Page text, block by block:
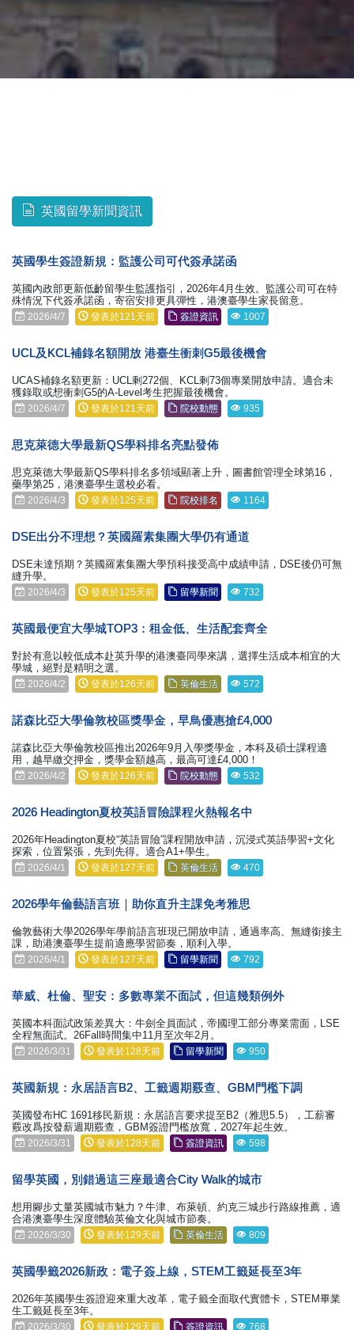
英國留學新聞資訊
英國學生簽證新規：監護公司可代簽承諾函
英國內政部更新低齡留學生監護指引，2026年4月生效。監護公司可在特
殊情況下代簽承諾函，寄宿安排更具彈性，港澳臺學生家長留意。
2026/4/7 發表於121天前 簽證資訊 1007
UCL及KCL補錄名額開放 港臺生衝刺G5最後機會
UCAS補錄名額更新：UCL剩272個、KCL剩73個專業開放申請。適合未
獲錄取或想衝刺G5的A-Level考生把握最後機會。
2026/4/7 發表於121天前 院校動態 935
思克萊德大學最新QS學科排名亮點發佈
思克萊德大學最新QS學科排名多領域顯著上升，圖書館管理全球第16，
藥學第25，港澳臺學生選校必看。
2026/4/3 發表於125天前 院校排名 1164
DSE出分不理想？英國羅素集團大學仍有通道
DSE未達預期？英國羅素集團大學預科接受高中成績申請，DSE後仍可無
縫升學。
2026/4/3 發表於125天前 留學新聞 732
英國最便宜大學城TOP3：租金低、生活配套齊全
對於有意以較低成本赴英升學的港澳臺同學來講，選擇生活成本相宜的大
學城，絕對是精明之選。
2026/4/2 發表於126天前 英倫生活 572
諾森比亞大學倫敦校區獎學金，早鳥優惠搶£4,000
諾森比亞大學倫敦校區推出2026年9月入學獎學金，本科及碩士課程適
用，越早繳交押金，獎學金額越高，最高可達£4,000！
2026/4/2 發表於126天前 院校動態 532
2026 Headington夏校英語冒險課程火熱報名中
2026年Headington夏校“英語冒險”課程開放申請，沉浸式英語學習+文化
探索，位置緊張，先到先得。適合A1+學生。
2026/4/1 發表於127天前 英倫生活 470
2026學年倫藝語言班｜助你直升主課免考雅思
倫敦藝術大學2026學年學前語言班現已開放申請，通過率高、無縫銜接主
課，助港澳臺學生提前適應學習節奏，順利入學。
2026/4/1 發表於127天前 留學新聞 792
華威、杜倫、聖安：多數專業不面試，但這幾類例外
英國本科面試政策差異大：牛劍全員面試，帝國理工部分專業需面，LSE
全程無面試。26Fall時間集中11月至次年2月。
2026/3/31 發表於128天前 留學新聞 950
英國新規：永居語言B2、工籤週期覈查、GBM門檻下調
英國發布HC 1691移民新規：永居語言要求提至B2（雅思5.5），工薪審
覈改爲按發薪週期覈查，GBM簽證門檻放寬，2027年起生效。
2026/3/31 發表於128天前 簽證資訊 598
留學英國，別錯過這三座最適合City Walk的城市
想用腳步丈量英國城市魅力？牛津、布萊頓、約克三城步行路線推薦，適
合港澳臺學生深度體驗英倫文化與城市節奏。
2026/3/30 發表於129天前 英倫生活 809
英國學籤2026新政：電子簽上線，STEM工籤延長至3年
2026年英國學生簽證迎來重大改革，電子籤全面取代實體卡，STEM畢業
生工籤延長至3年。
2026/3/30 發表於129天前 簽證資訊 768